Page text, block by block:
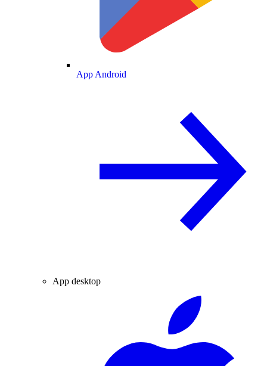
App Android
App desktop